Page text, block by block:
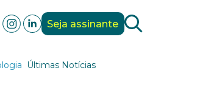
Seja assinante
Últimas Notícias